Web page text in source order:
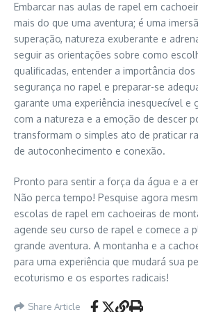
Embarcar nas aulas de rapel em
mais do que uma aventura; é uma
superação, natureza exuberante e
seguir as orientações sobre como
qualificadas, entender a importância
segurança no rapel e preparar-se
garante uma experiência inesquecível e
com a natureza e a emoção de descer
transformam o simples ato de praticar
de autoconhecimento e conexão.
Pronto para sentir a força da água e a
Não perca tempo! Pesquise agora
escolas de rapel em cachoeiras de
agende seu curso de rapel e comece a
grande aventura. A montanha e a
para uma experiência que mudará sua
ecoturismo e os esportes radicais!
Share Article